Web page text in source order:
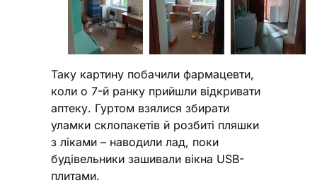
Таку картину побачили фармацевти,
коли о 7-й ранку прийшли відкривати
аптеку. Гуртом взялися збирати
уламки склопакетів й розбиті пляшки
з ліками – наводили лад, поки
будівельники зашивали вікна USB-
плитами.